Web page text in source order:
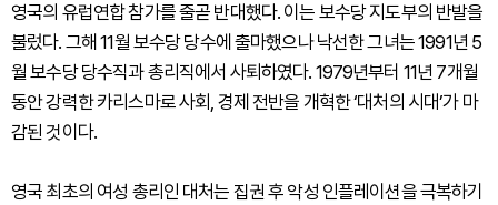
영국의 유럽연합 참가를 줄곧 반대했다. 이는 보수당 지도부의 반발을
불렀다. 그해 11월 보수당 당수에 출마했으나 낙선한 그녀는 1991년 5
월 보수당 당수직과 총리직에서 사퇴하였다. 1979년부터 11년 7개월
동안 강력한 카리스마로 사회, 경제 전반을 개혁한 ‘대처의 시대’가 마
감된 것이다.
영국 최초의 여성 총리인 대처는 집권 후 악성 인플레이션을 극복하기